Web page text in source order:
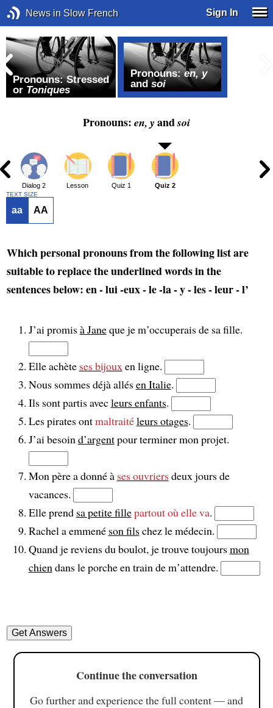
News in Slow French Sign In
Pronouns: Stressed
or Toniques
Pronouns:en, y
andsoi
Pronouns: en, y andsoi
Dialog 2 Lesson Quiz 1 Quiz 2
TEXT SIZE
aa AA
Which personal pronouns from the following list are
suitable to replace the underlined words in the
sentences below: en - lui -eux - le -la - y - les - leur - l’
J’ai promisà Janeque je m’occuperais de sa fille.
Elle achète ses bijoux en ligne.
Nous sommes déjà allésen Italie.
Ils sont partis avecleurs enfants.
Les pirates ontmaltraitéleurs otages.
J’ai besoin d’argentpour terminer mon projet.
Mon père a donné à ses ouvriersdeux jours de
vacances.
Elle prend sa petite fillepartout où elle va.
Rachel a emmené son filschez le médecin.
Quand je reviens du boulot, je trouve toujoursmon
chien dans le porche en train de m’attendre.
Continue the conversation
Go further and experience the full content — and